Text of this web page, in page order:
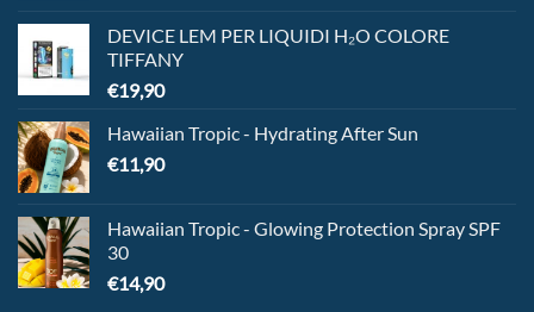
DEVICE LEM PER LIQUIDI H₂O COLORE
TIFFANY
€19,90
Hawaiian Tropic - Hydrating After Sun
€11,90
Hawaiian Tropic - Glowing Protection Spray SPF
30
€14,90